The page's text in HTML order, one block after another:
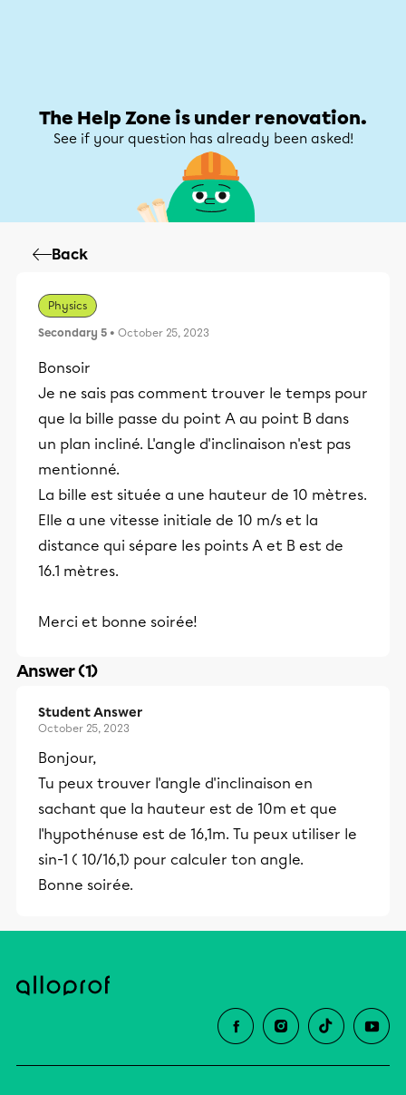
The Help Zone is under renovation.
See if your question has already been asked!
Back
Physics
Secondary 5 • October 25, 2023
Bonsoir
Je ne sais pas comment trouver le temps pour
que la bille passe du point A au point B dans
un plan incliné. L'angle d'inclinaison n'est pas
mentionné.
La bille est située a une hauteur de 10 mètres.
Elle a une vitesse initiale de 10 m/s et la
distance qui sépare les points A et B est de
16.1 mètres.
Merci et bonne soirée!
Answer (1)
Student Answer
October 25, 2023
Bonjour,
Tu peux trouver l'angle d'inclinaison en
sachant que la hauteur est de 10m et que
l'hypothénuse est de 16,1m. Tu peux utiliser le
sin-1 ( 10/16,1) pour calculer ton angle.
Bonne soirée.